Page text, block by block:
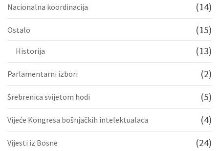
Nacionalna koordinacija (14)
Ostalo (15)
Historija (13)
Parlamentarni izbori (2)
Srebrenica svijetom hodi (5)
Vijeće Kongresa bošnjačkih intelektualaca (4)
Vijesti iz Bosne (24)